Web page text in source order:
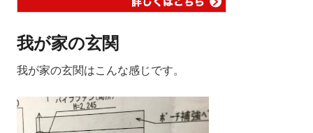
我が家の玄関
我が家の玄関はこんな感じです。